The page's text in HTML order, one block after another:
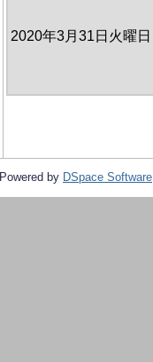
2020年3月31日火曜日
Powered by DSpace Software